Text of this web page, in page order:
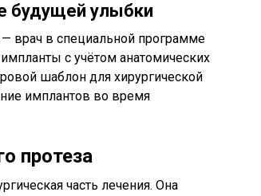
будущей улыбки
— врач в специальной программе
с учётом анатомических
шаблон для хирургической
имплантов во время
протеза
часть лечения. Она